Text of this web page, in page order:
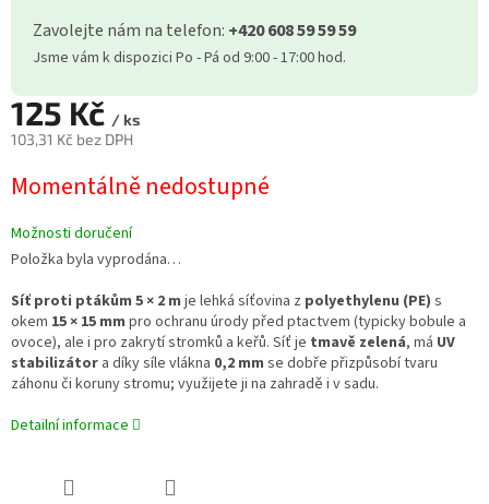
Zavolejte nám na telefon: +420 608 59 59 59
Jsme vám k dispozici Po - Pá od 9:00 - 17:00 hod.
125 Kč / ks
103,31 Kč bez DPH
cena:
Momentálně nedostupné
Možnosti doručení
Položka byla vyprodána…
Síť proti ptákům 5 × 2 m je lehká síťovina z polyethylenu (PE) s
okem 15 × 15 mm pro ochranu úrody před ptactvem (typicky bobule a
ovoce), ale i pro zakrytí stromků a keřů. Síť je tmavě zelená, má UV
stabilizátor a díky síle vlákna 0,2 mm se dobře přizpůsobí tvaru
záhonu či koruny stromu; využijete ji na zahradě i v sadu.
Detailní informace